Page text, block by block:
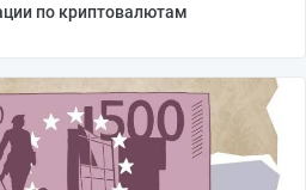
по криптовалютам